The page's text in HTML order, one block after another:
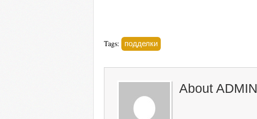
Tags: подделки
About ADMIN